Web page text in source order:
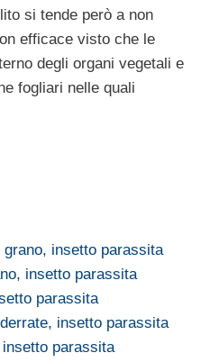
si tende però a non
efficace visto che le
degli organi vegetali e
fogliari nelle quali
insetto parassita
insetto parassita
parassita
insetto parassita
parassita